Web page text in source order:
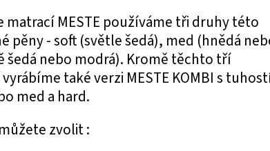
matrací MESTE používáme tři druhy této
pěny - soft (světle šedá), med (hnědá
šedá nebo modrá). Kromě těchto tří
také verzi MESTE KOMBI s
med a hard.
zvolit :